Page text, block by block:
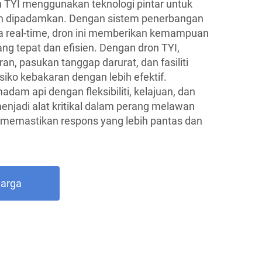
menggunakan teknologi pintar untuk
dipadamkan. Dengan sistem penerbangan
real-time, dron ini memberikan kemampuan
tepat dan efisien. Dengan dron TYI,
pasukan tanggap darurat, dan fasiliti
kebakaran dengan lebih efektif.
api dengan fleksibiliti, kelajuan, dan
alat kritikal dalam perang melawan
respons yang lebih pantas dan